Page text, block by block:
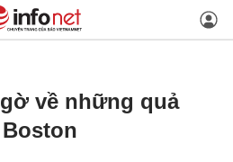
về những quả